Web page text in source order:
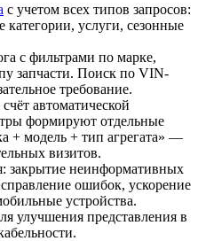
с учетом всех типов запросов:
категории, услуги, сезонные
с фильтрами по марке,
запчасти. Поиск по VIN-
требование.
автоматической
формируют отдельные
+ модель + тип агрегата» —
визитов.
закрытие неинформативных
ошибок, ускорение
устройства.
улучшения представления в